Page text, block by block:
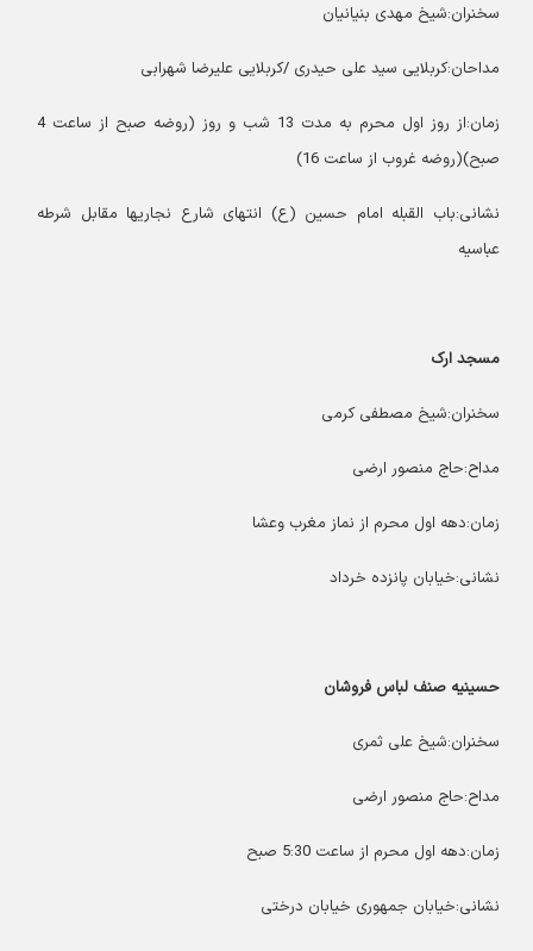
سخنران:شیخ مهدی بنیانیان
مداحان:کربلایی سید علی حیدری /کربلایی علیرضا شهرابی
زمان:از روز اول محرم به مدت 13 شب و روز (روضه صبح از ساعت 4
صبح)(روضه غروب از ساعت 16)
نشانی:باب القبله امام حسین (ع) انتهای شارع نجاریها مقابل شرطه
عباسیه
مسجد ارک
سخنران:شیخ مصطفی کرمی
مداح:حاج منصور ارضی
زمان:دهه اول محرم از نماز مغرب وعشا
نشانی:خیابان پانزده خرداد
حسینیه صنف لباس فروشان
سخنران:شیخ علی ثمری
مداح:حاج منصور ارضی
زمان:دهه اول محرم از ساعت 5:30 صبح
نشانی:خیابان جمهوری خیابان درختی